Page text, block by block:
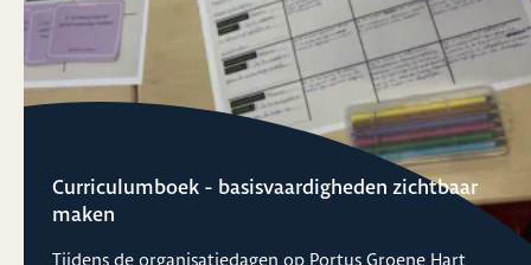
Curriculumboek - basisvaardigheden zichtbaar
maken
Tijdens de organisatiedagen op Portus Groene Hart